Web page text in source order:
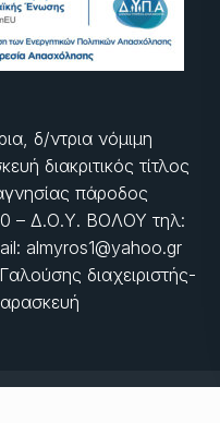
δ/ντρια νόμιμη
διακριτικός τίτλος
πάροδος
– Δ.Ο.Υ. ΒΟΛΟΥ τηλ:
almyros1@yahoo.gr
διαχειριστής-